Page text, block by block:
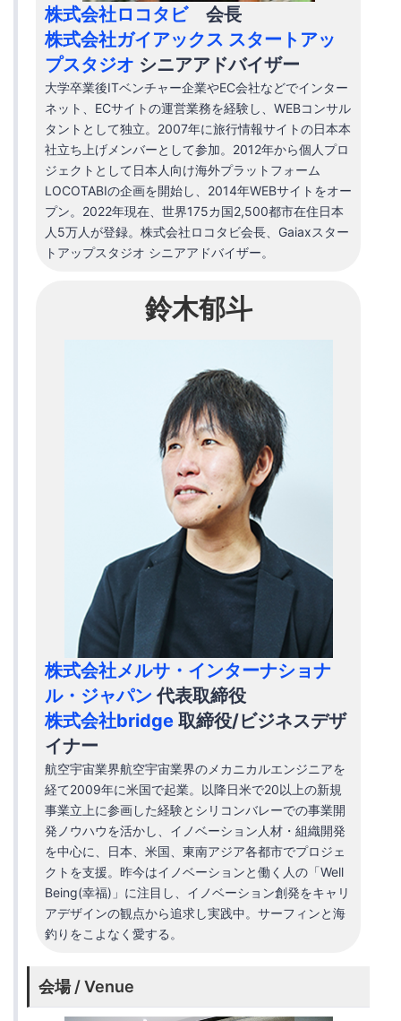
株式会社ロコタビ会長
株式会社ガイアックス スタートアッ
プスタジオ シニアアドバイザー
大学卒業後ITベンチャー企業やEC会社などでインター
ネット、ECサイトの運営業務を経験し、WEBコンサル
タントとして独立。2007年に旅行情報サイトの日本本
社立ち上げメンバーとして参加。2012年から個人プロ
ジェクトとして日本人向け海外プラットフォーム
LOCOTABIの企画を開始し、2014年WEBサイトをオー
プン。2022年現在、世界175カ国2,500都市在住日本
人5万人が登録。株式会社ロコタビ会長、Gaiaxスター
トアップスタジオ シニアアドバイザー。
鈴木郁斗
株式会社メルサ・インターナショナ
ル・ジャパン代表取締役
株式会社bridge 取締役/ビジネスデザ
イナー
航空宇宙業界航空宇宙業界のメカニカルエンジニアを
経て2009年に米国で起業。以降日米で20以上の新規
事業立上に参画した経験とシリコンバレーでの事業開
発ノウハウを活かし、イノベーション人材・組織開発
を中心に、日本、米国、東南アジア各都市でプロジェ
クトを支援。昨今はイノベーションと働く人の「Well
Being(幸福)」に注目し、イノベーション創発をキャリ
アデザインの観点から追求し実践中。サーフィンと海
釣りをこよなく愛する。
会場 / Venue